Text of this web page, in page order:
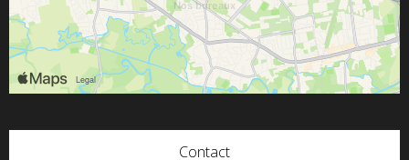
Contact